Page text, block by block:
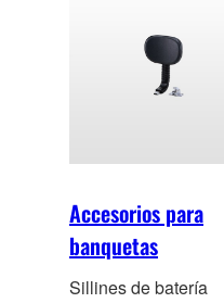
Accesorios para
banquetas
Sillines de batería